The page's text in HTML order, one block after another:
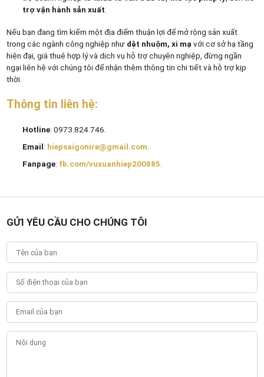
trợ vận hành sản xuất
Nếu bạn đang tìm kiếm một địa điểm thuận lợi để mở rộng sản xuất
trong các ngành công nghiệp như dệt nhuộm, xi mạ với cơ sở hạ tầng
hiện đại, giá thuê hợp lý và dịch vụ hỗ trợ chuyên nghiệp, đừng ngần
ngại liên hệ với chúng tôi để nhận thêm thông tin chi tiết và hỗ trợ kịp
thời.
Thông tin liên hệ:
Hotline: 0973.824.746.
Email: hiepsaigonire@gmail.com.
Fanpage: fb.com/vuxuanhiep200885.
GỬI YÊU CẦU CHO CHÚNG TÔI